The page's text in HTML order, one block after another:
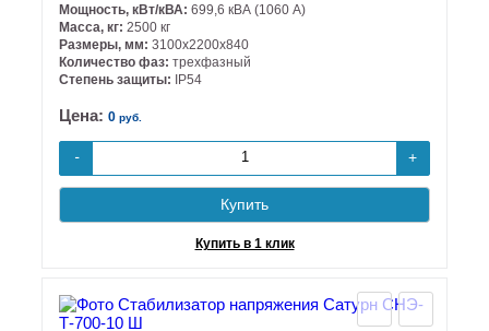
Мощность, кВт/кВА: 699,6 кВА (1060 А)
Масса, кг: 2500 кг
Размеры, мм: 3100х2200х840
Количество фаз: трехфазный
Степень защиты:
IP54
Цена: 0 руб.
- +
Купить
Купить в 1 клик